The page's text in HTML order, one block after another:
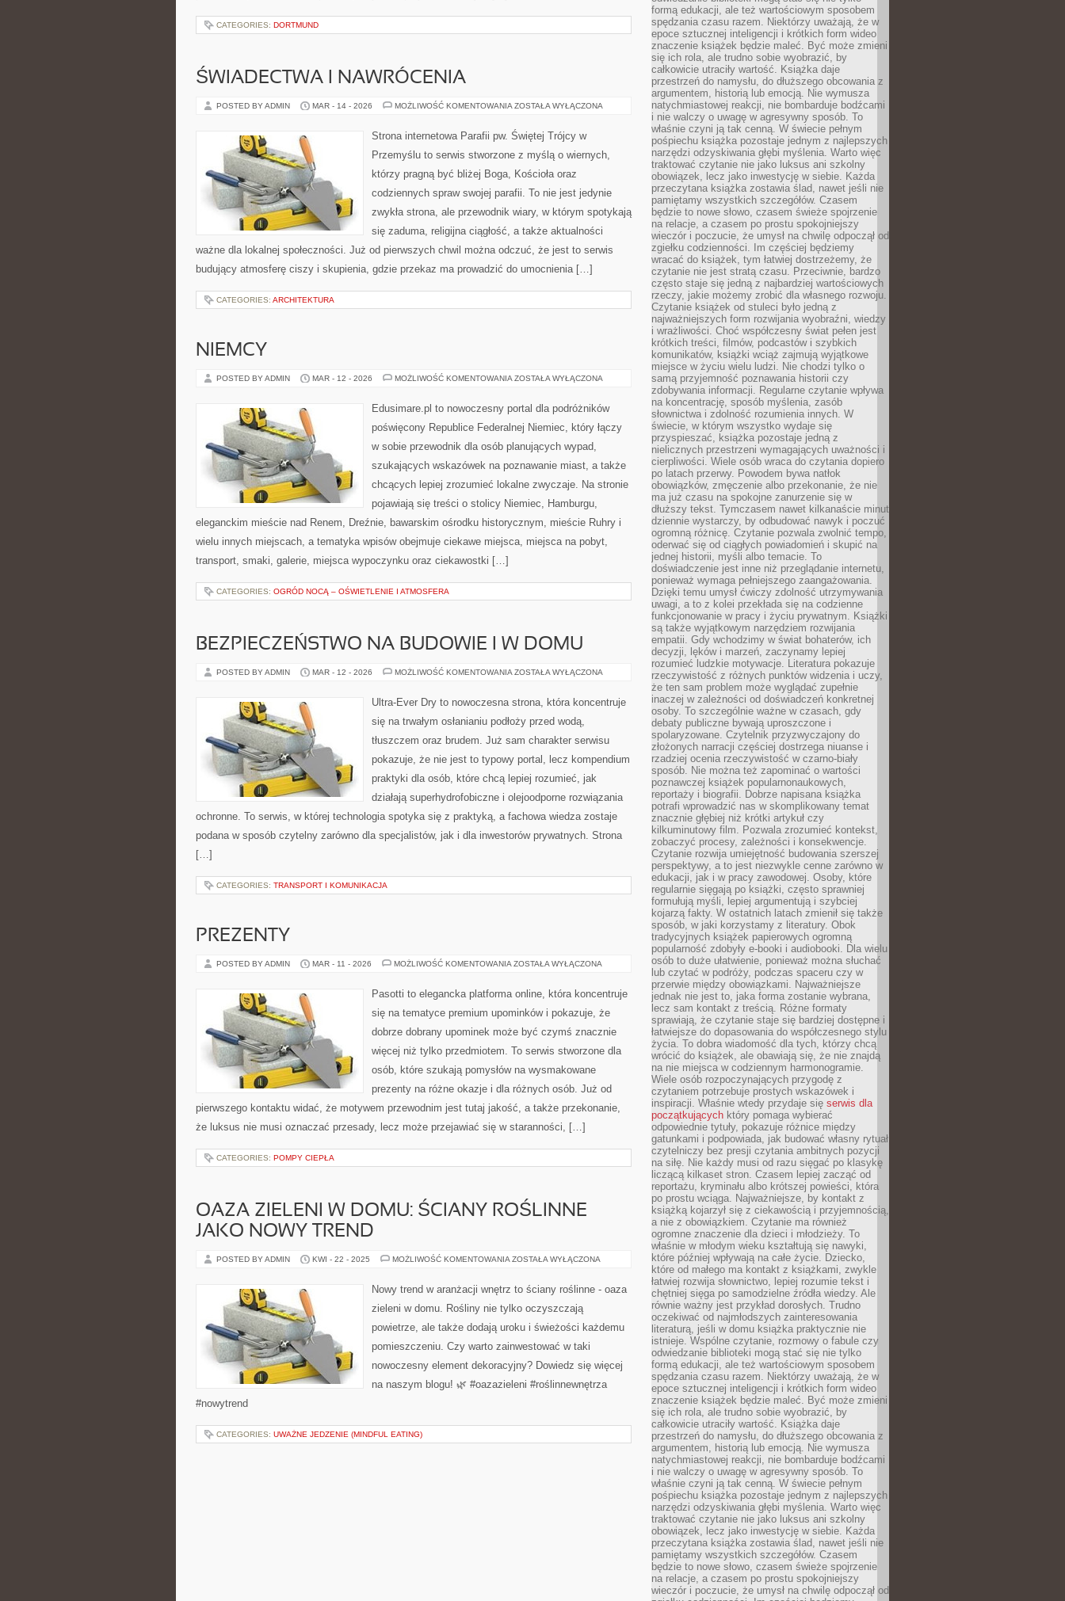
CATEGORIES: DORTMUND
ŚWIADECTWA I NAWRÓCENIA
POSTED BY ADMIN MAR - 14 - 2026 MOŻLIWOŚĆ KOMENTOWANIA ŚWIADECTWA
ZOSTAŁA WYŁĄCZONA
Strona internetowa Parafii pw. Świętej Trójcy w
Przemyślu to serwis stworzone z myślą o wiernych,
którzy pragną być bliżej Boga, Kościoła oraz
codziennych spraw swojej parafii. To nie jest jedynie
zwykła strona, ale przewodnik wiary, w którym spotykają
się zaduma, religijna ciągłość, a także aktualności
ważne dla lokalnej społeczności. Już od pierwszych chwil można odczuć, że jest to serwis
budujący atmosferę ciszy i skupienia, gdzie przekaz ma prowadzić do umocnienia […]
CATEGORIES: ARCHITEKTURA
NIEMCY
POSTED BY ADMIN MAR - 12 - 2026 MOŻLIWOŚĆ KOMENTOWANIA NIEMCY
ZOSTAŁA WYŁĄCZONA
Edusimare.pl to nowoczesny portal dla podróżników
poświęcony Republice Federalnej Niemiec, który łączy
w sobie przewodnik dla osób planujących wypad,
szukających wskazówek na poznawanie miast, a także
chcących lepiej zrozumieć lokalne zwyczaje. Na stronie
pojawiają się treści o stolicy Niemiec, Hamburgu,
eleganckim mieście nad Renem, Dreźnie, bawarskim ośrodku historycznym, mieście Ruhry i
wielu innych miejscach, a tematyka wpisów obejmuje ciekawe miejsca, miejsca na pobyt,
transport, smaki, galerie, miejsca wypoczynku oraz ciekawostki […]
CATEGORIES: OGRÓD NOCĄ – OŚWIETLENIE I ATMOSFERA
BEZPIECZEŃSTWO NA BUDOWIE I W DOMU
POSTED BY ADMIN MAR - 12 - 2026 MOŻLIWOŚĆ KOMENTOWANIA BEZPIECZEŃSTWO
W
ZOSTAŁA WYŁĄCZONA
Ultra-Ever Dry to nowoczesna strona, która koncentruje
się na trwałym osłanianiu podłoży przed wodą,
tłuszczem oraz brudem. Już sam charakter serwisu
pokazuje, że nie jest to typowy portal, lecz kompendium
praktyki dla osób, które chcą lepiej rozumieć, jak
działają superhydrofobiczne i olejoodporne rozwiązania
ochronne. To serwis, w której technologia spotyka się z praktyką, a fachowa wiedza zostaje
podana w sposób czytelny zarówno dla specjalistów, jak i dla inwestorów prywatnych. Strona
[…]
CATEGORIES: TRANSPORT I KOMUNIKACJA
PREZENTY
POSTED BY ADMIN MAR - 11 - 2026 MOŻLIWOŚĆ KOMENTOWANIA PREZENTY
ZOSTAŁA WYŁĄCZONA
Pasotti to elegancka platforma online, która koncentruje
się na tematyce premium upominków i pokazuje, że
dobrze dobrany upominek może być czymś znacznie
więcej niż tylko przedmiotem. To serwis stworzone dla
osób, które szukają pomysłów na wysmakowane
prezenty na różne okazje i dla różnych osób. Już od
pierwszego kontaktu widać, że motywem przewodnim jest tutaj jakość, a także przekonanie,
że luksus nie musi oznaczać przesady, lecz może przejawiać się w staranności, […]
CATEGORIES: POMPY CIEPŁA
OAZA ZIELENI W DOMU: ŚCIANY ROŚLINNE
JAKO NOWY TREND
POSTED BY ADMIN KWI - 22 - 2025 MOŻLIWOŚĆ KOMENTOWANIA OAZA
DOMU:
ŚCIANY
JAKO
TREND
ZOSTAŁA WYŁĄCZONA
Nowy trend w aranżacji wnętrz to ściany roślinne - oaza
zieleni w domu. Rośliny nie tylko oczyszczają
powietrze, ale także dodają uroku i świeżości każdemu
pomieszczeniu. Czy warto zainwestować w taki
nowoczesny element dekoracyjny? Dowiedz się więcej
na naszym blogu! 🌿 #oazazieleni #roślinnewnętrza
#nowytrend
CATEGORIES: UWAŻNE JEDZENIE (MINDFUL EATING)
formą edukacji, ale też wartościowym sposobem
spędzania czasu razem. Niektórzy uważają, że w
epoce sztucznej inteligencji i krótkich form wideo
znaczenie książek będzie maleć. Być może zmieni
się ich rola, ale trudno sobie wyobrazić, by
całkowicie utraciły wartość. Książka daje
przestrzeń do namysłu, do dłuższego obcowania z
argumentem, historią lub emocją. Nie wymusza
natychmiastowej reakcji, nie bombarduje bodźcami
i nie walczy o uwagę w agresywny sposób. To
właśnie czyni ją tak cenną. W świecie pełnym
pośpiechu książka pozostaje jednym z najlepszych
narzędzi odzyskiwania głębi myślenia. Warto więc
traktować czytanie nie jako luksus ani szkolny
obowiązek, lecz jako inwestycję w siebie. Każda
przeczytana książka zostawia ślad, nawet jeśli nie
pamiętamy wszystkich szczegółów. Czasem
będzie to nowe słowo, czasem świeże spojrzenie
na relacje, a czasem po prostu spokojniejszy
wieczór i poczucie, że umysł na chwilę odpoczął od
zgiełku codzienności. Im częściej będziemy
wracać do książek, tym łatwiej dostrzeżemy, że
czytanie nie jest stratą czasu. Przeciwnie, bardzo
często staje się jedną z najbardziej wartościowych
rzeczy, jakie możemy zrobić dla własnego rozwoju.
Czytanie książek od stuleci było jedną z
najważniejszych form rozwijania wyobraźni, wiedzy
i wrażliwości. Choć współczesny świat pełen jest
krótkich treści, filmów, podcastów i szybkich
komunikatów, książki wciąż zajmują wyjątkowe
miejsce w życiu wielu ludzi. Nie chodzi tylko o
samą przyjemność poznawania historii czy
zdobywania informacji. Regularne czytanie wpływa
na koncentrację, sposób myślenia, zasób
słownictwa i zdolność rozumienia innych. W
świecie, w którym wszystko wydaje się
przyspieszać, książka pozostaje jedną z
nielicznych przestrzeni wymagających uważności i
cierpliwości. Wiele osób wraca do czytania dopiero
po latach przerwy. Powodem bywa natłok
obowiązków, zmęczenie albo przekonanie, że nie
ma już czasu na spokojne zanurzenie się w
dłuższy tekst. Tymczasem nawet kilkanaście minut
dziennie wystarczy, by odbudować nawyk i poczuć
ogromną różnicę. Czytanie pozwala zwolnić tempo,
oderwać się od ciągłych powiadomień i skupić na
jednej historii, myśli albo temacie. To
doświadczenie jest inne niż przeglądanie internetu,
ponieważ wymaga pełniejszego zaangażowania.
Dzięki temu umysł ćwiczy zdolność utrzymywania
uwagi, a to z kolei przekłada się na codzienne
funkcjonowanie w pracy i życiu prywatnym. Książki
są także wyjątkowym narzędziem rozwijania
empatii. Gdy wchodzimy w świat bohaterów, ich
decyzji, lęków i marzeń, zaczynamy lepiej
rozumieć ludzkie motywacje. Literatura pokazuje
rzeczywistość z różnych punktów widzenia i uczy,
że ten sam problem może wyglądać zupełnie
inaczej w zależności od doświadczeń konkretnej
osoby. To szczególnie ważne w czasach, gdy
debaty publiczne bywają uproszczone i
spolaryzowane. Czytelnik przyzwyczajony do
złożonych narracji częściej dostrzega niuanse i
rzadziej ocenia rzeczywistość w czarno-biały
sposób. Nie można też zapominać o wartości
poznawczej książek popularnonaukowych,
reportaży i biografii. Dobrze napisana książka
potrafi wprowadzić nas w skomplikowany temat
znacznie głębiej niż krótki artykuł czy
kilkuminutowy film. Pozwala zrozumieć kontekst,
zobaczyć procesy, zależności i konsekwencje.
Czytanie rozwija umiejętność budowania szerszej
perspektywy, a to jest niezwykle cenne zarówno w
edukacji, jak i w pracy zawodowej. Osoby, które
regularnie sięgają po książki, często sprawniej
formułują myśli, lepiej argumentują i szybciej
kojarzą fakty. W ostatnich latach zmienił się także
sposób, w jaki korzystamy z literatury. Obok
tradycyjnych książek papierowych ogromną
popularność zdobyły e-booki i audiobooki. Dla wielu
osób to duże ułatwienie, ponieważ można słuchać
lub czytać w podróży, podczas spaceru czy w
przerwie między obowiązkami. Najważniejsze
jednak nie jest to, jaka forma zostanie wybrana,
lecz sam kontakt z treścią. Różne formaty
sprawiają, że czytanie staje się bardziej dostępne i
łatwiejsze do dopasowania do współczesnego stylu
życia. To dobra wiadomość dla tych, którzy chcą
wrócić do książek, ale obawiają się, że nie znajdą
na nie miejsca w codziennym harmonogramie.
Wiele osób rozpoczynających przygodę z
czytaniem potrzebuje prostych wskazówek i
inspiracji. Właśnie wtedy przydaje się serwis dla
początkujących który pomaga wybierać
odpowiednie tytuły, pokazuje różnice między
gatunkami i podpowiada, jak budować własny rytuał
czytelniczy bez presji czytania ambitnych pozycji
na siłę. Nie każdy musi od razu sięgać po klasykę
liczącą kilkaset stron. Czasem lepiej zacząć od
reportażu, kryminału albo krótszej powieści, która
po prostu wciąga. Najważniejsze, by kontakt z
książką kojarzył się z ciekawością i przyjemnością,
a nie z obowiązkiem. Czytanie ma również
ogromne znaczenie dla dzieci i młodzieży. To
właśnie w młodym wieku kształtują się nawyki,
które później wpływają na całe życie. Dziecko,
które od małego ma kontakt z książkami, zwykle
łatwiej rozwija słownictwo, lepiej rozumie tekst i
chętniej sięga po samodzielne źródła wiedzy. Ale
równie ważny jest przykład dorosłych. Trudno
oczekiwać od najmłodszych zainteresowania
literaturą, jeśli w domu książka praktycznie nie
istnieje. Wspólne czytanie, rozmowy o fabule czy
odwiedzanie biblioteki mogą stać się nie tylko
formą edukacji, ale też wartościowym sposobem
spędzania czasu razem. Niektórzy uważają, że w
epoce sztucznej inteligencji i krótkich form wideo
znaczenie książek będzie maleć. Być może zmieni
się ich rola, ale trudno sobie wyobrazić, by
całkowicie utraciły wartość. Książka daje
przestrzeń do namysłu, do dłuższego obcowania z
argumentem, historią lub emocją. Nie wymusza
natychmiastowej reakcji, nie bombarduje bodźcami
i nie walczy o uwagę w agresywny sposób. To
właśnie czyni ją tak cenną. W świecie pełnym
pośpiechu książka pozostaje jednym z najlepszych
narzędzi odzyskiwania głębi myślenia. Warto więc
traktować czytanie nie jako luksus ani szkolny
obowiązek, lecz jako inwestycję w siebie. Każda
przeczytana książka zostawia ślad, nawet jeśli nie
pamiętamy wszystkich szczegółów. Czasem
będzie to nowe słowo, czasem świeże spojrzenie
na relacje, a czasem po prostu spokojniejszy
wieczór i poczucie, że umysł na chwilę odpoczął od